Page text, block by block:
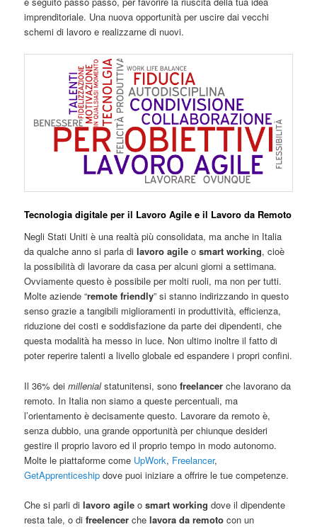
imprenditoriale. Una nuova opportunità per uscire dai vecchi
schemi di lavoro e realizzarne di nuovi.
Tecnologia digitale per il Lavoro Agile e il Lavoro da Remoto
Negli Stati Uniti è una realtà più consolidata, ma anche in Italia
da qualche anno si parla dilavoro agile osmart working, cioè
la possibilità di lavorare da casa per alcuni giorni a settimana.
Ovviamente questo è possibile per molti ruoli, ma non per tutti.
Molte aziende “remote friendly” si stanno indirizzando in questo
senso grazie a tangibili miglioramenti in produttività, efficienza,
riduzione dei costi e soddisfazione da parte dei dipendenti, che
questa modalità ha messo in luce. Non ultimo inoltre il fatto di
poter reperire talenti a livello globale ed espandere i propri confini.
Il 36% deimillenialstatunitensi, sonofreelancer che lavorano da
remoto. In Italia non siamo a queste percentuali, ma
l’orientamento è decisamente questo. Lavorare da remoto è,
senza dubbio, una grande opportunità per chiunque desideri
gestire il proprio lavoro ed il proprio tempo in modo autonomo.
Molte le piattaforme come UpWork, Freelancer,
GetApprenticeship dove puoi iniziare a offrire le tue competenze.
Che si parli dilavoro agile osmart working dove il dipendente
resta tale, o difreelencer chelavora da remoto con un